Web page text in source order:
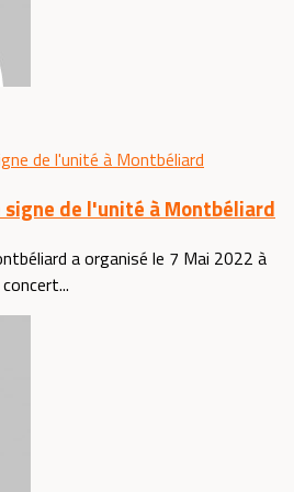
signe de l'unité à Montbéliard
a organisé le 7 Mai 2022 à